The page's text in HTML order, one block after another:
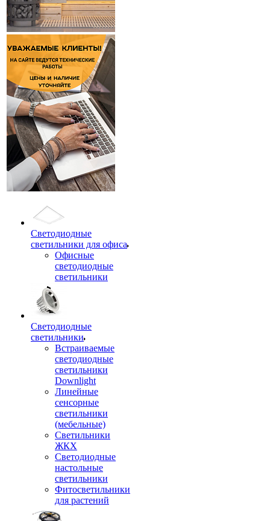
Светодиодные
светильники для офиса
Офисные
светодиодные
светильники
Светодиодные
светильники
Встраиваемые
светодиодные
светильники
Downlight
Линейные
сенсорные
светильники
(мебельные)
Светильники
ЖКХ
Светодиодные
настольные
светильники
Фитосветильники
для растений